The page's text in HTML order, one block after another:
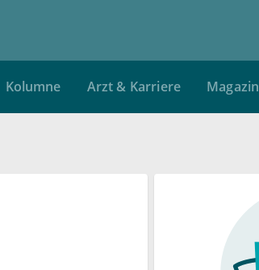
Kolumne Arzt & Karriere Magazin